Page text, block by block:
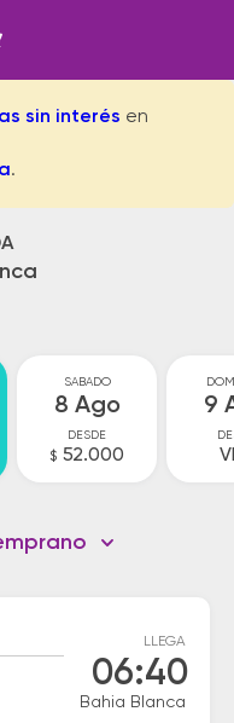
sin interés en
.
SABADO
8 Ago
DESDE
$ 52.000
9
LLEGA
06:40
Bahia Blanca